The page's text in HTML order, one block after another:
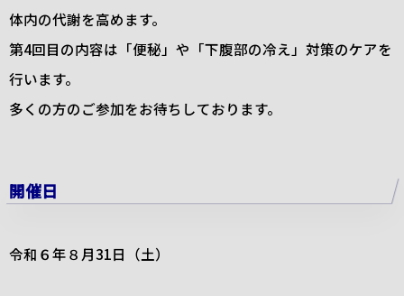
体内の代謝を高めます。
第4回目の内容は「便秘」や「下腹部の冷え」対策のケアを
行います。
多くの方のご参加をお待ちしております。
開催日
令和６年８月31日（土）